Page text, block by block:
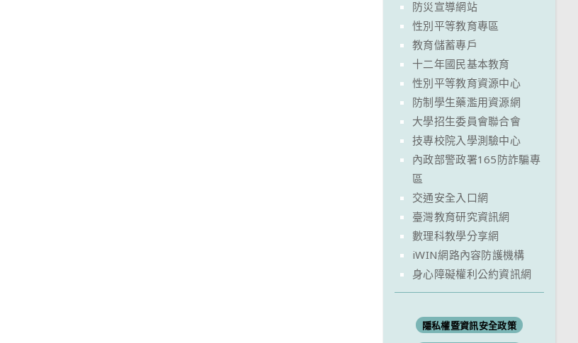
請開啟
防災宣導網站
性別平等教育專區
教育儲蓄專戶
十二年國民基本教育
性別平等教育資源中心
防制學生藥濫用資源網
大學招生委員會聯合會
技專校院入學測驗中心
內政部警政署165防詐騙專
區
交通安全入口網
臺灣教育研究資訊網
數理科教學分享網
iWIN網路內容防護機構
身心障礙權利公約資訊網
隱私權暨資訊安全政策